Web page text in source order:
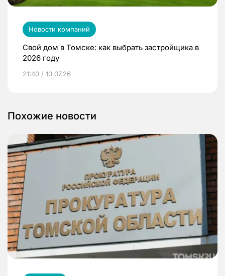
Новости компаний
Свой дом в Томске: как выбрать застройщика в
2026 году
21:40 / 10.07.26
Похожие новости